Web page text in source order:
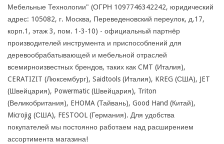
Мебельные Технологии" (ОГРН 1097746342242, юридический
адрес: 105082, г. Москва, Переведеновский переулок, д.17,
корп.1, этаж 3, пом. 1-3-10) - официальный партнёр
производителей инструмента и приспособлений для
деревообрабатывающей и мебельной отраслей
всемирноизвестных брендов, таких как CMT (Италия),
CERATIZIT (Люксембург), Saidtools (Италия), KREG (США), JET
(Швейцария), Powermatic (Швейцария), Triton
(Великобритания), EHOMA (Тайвань), Good Hand (Китай),
Microjig (США), FESTOOL (Германия). Для удобства
покупателей мы постоянно работаем над расширением
ассортимента магазина!